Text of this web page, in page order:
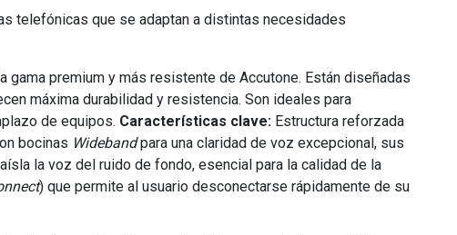
telefónicas que se adaptan a distintas necesidades
gama premium y más resistente de Accutone. Están diseñadas
máxima durabilidad y resistencia. Son ideales para
de equipos. Características clave: Estructura reforzada
bocinas Widebandpara una claridad de voz excepcional, sus
la voz del ruido de fondo, esencial para la calidad de la
) que permite al usuario desconectarse rápidamente de su